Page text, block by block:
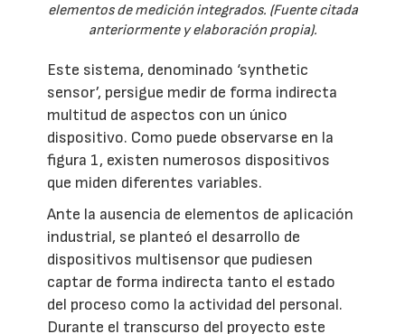
elementos de medición integrados. (Fuente citada
anteriormente y elaboración propia).
Este sistema, denominado ‘synthetic
sensor’, persigue medir de forma indirecta
multitud de aspectos con un único
dispositivo. Como puede observarse en la
figura 1, existen numerosos dispositivos
que miden diferentes variables.
Ante la ausencia de elementos de aplicación
industrial, se planteó el desarrollo de
dispositivos multisensor que pudiesen
captar de forma indirecta tanto el estado
del proceso como la actividad del personal.
Durante el transcurso del proyecto este